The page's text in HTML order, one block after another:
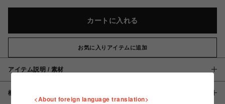
カートに入れる
お気に入りアイテムに追加
アイテム説明 / 素材
概要
<About foreign language translation>